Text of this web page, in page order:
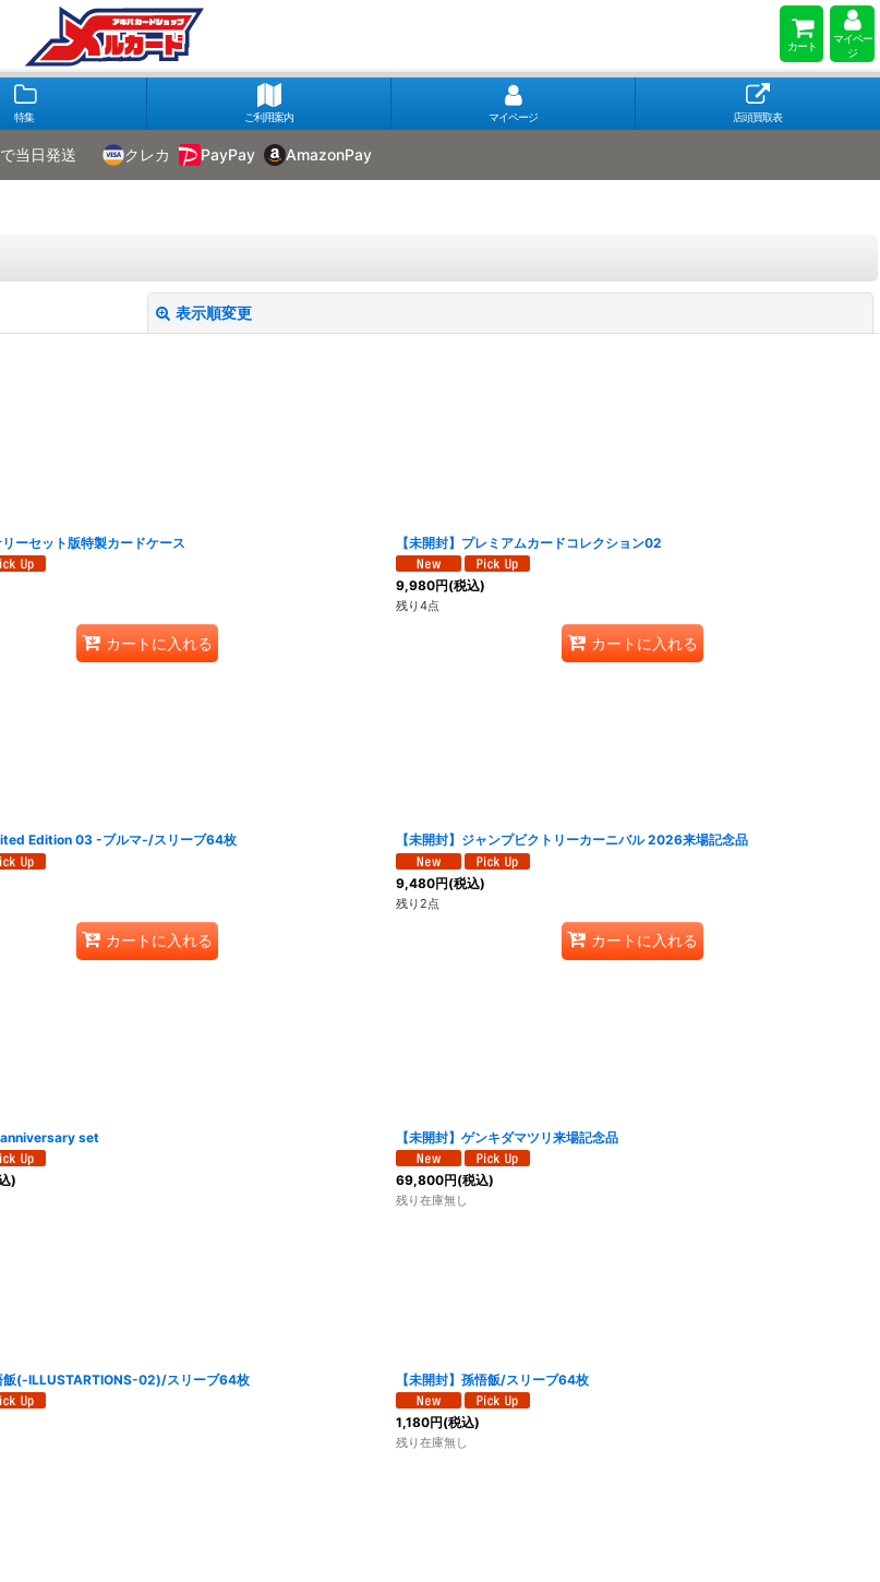
カート
マイペー
ジ
特集 ご利用案内 マイページ 店頭買取表
当日発送 クレカ PayPay AmazonPay
表示順変更
絞り込む
ーセット版特製カードケース
カートに入れる
【未開封】プレミアムカードコレクション02
9,980円(税込)
残り4点
カートに入れる
Edition 03 -ブルマ-/スリーブ64枚
カートに入れる
【未開封】ジャンプビクトリーカーニバル 2026来場記念品
9,480円(税込)
残り2点
カートに入れる
anniversary set
)
【未開封】ゲンキダマツリ来場記念品
69,800円(税込)
残り在庫無し
飯(-ILLUSTARTIONS-02)/スリーブ64枚 【未開封】孫悟飯/スリーブ64枚
1,180円(税込)
残り在庫無し